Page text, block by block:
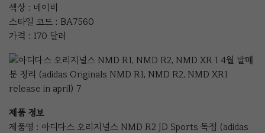
색상 : 네이비
스타일 코드 : BA7560
가격 : 170 달러
제품 정보
제품명 : 아디다스 오리지널스 NMD R2 JD Sports 독점 (adidas